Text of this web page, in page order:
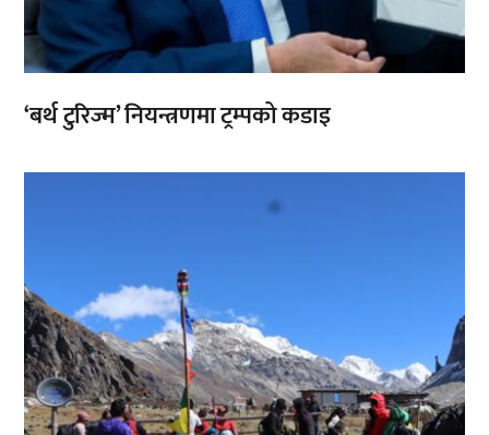
‘बर्थ टुरिज्म’ नियन्त्रणमा ट्रम्पको कडाइ